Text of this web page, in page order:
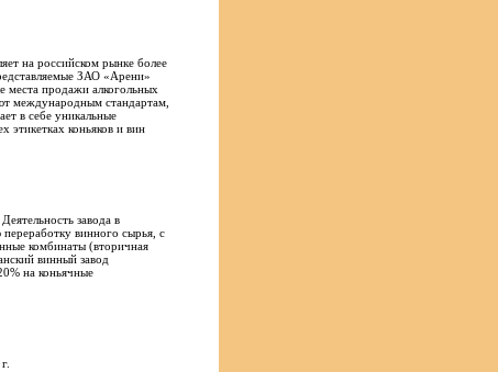
на российском рынке более
ЗАО «Арени»
места продажи алкогольных
международным стандартам,
в себе уникальные
этикетках коньяков и вин
завода в
винного сырья, с
комбинаты (вторичная
винный завод
на коньячные